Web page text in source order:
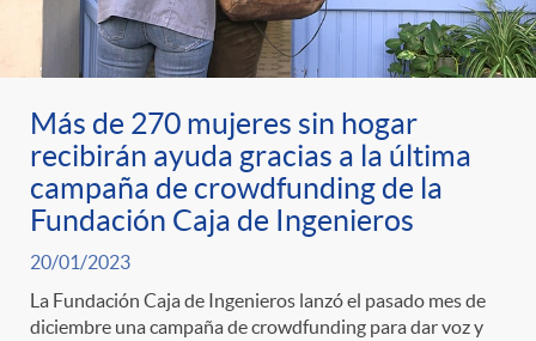
Más de 270 mujeres sin hogar
recibirán ayuda gracias a la última
campaña de crowdfunding de la
Fundación Caja de Ingenieros
20/01/2023
La Fundación Caja de Ingenieros lanzó el pasado mes de
diciembre una campaña de crowdfunding para dar voz y